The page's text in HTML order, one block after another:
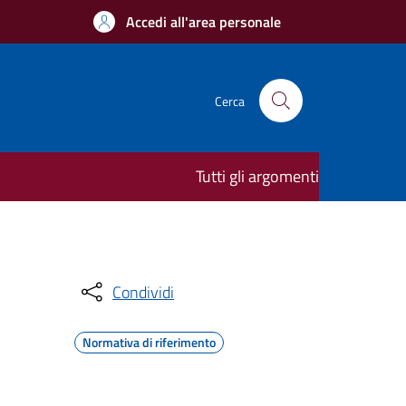
Accedi all'area personale
Cerca
Tutti gli argomenti
Condividi
Normativa di riferimento